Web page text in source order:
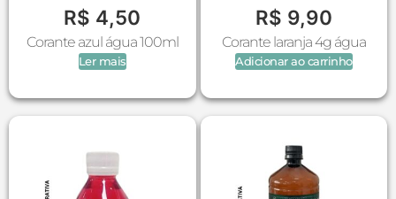
R$ 4,50
Corante azul água 100ml
Ler mais
R$ 9,90
Corante laranja 4g água
Adicionar ao carrinho